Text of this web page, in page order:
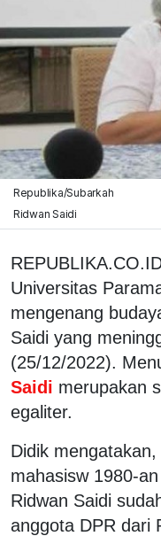
Republika/Subarkah
Ridwan Saidi
Universitas
mengenang
Saidi yang
(25/12/2022).
Saidi merupakan
egaliter.
Didik
mahasisw 1980-
Ridwan Saidi
anggota DPR dari